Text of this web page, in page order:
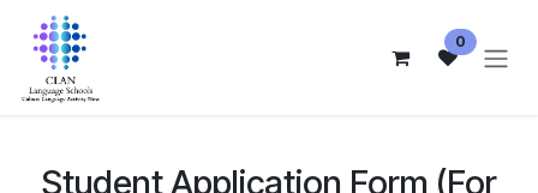
Skip to Content
0
Student Application Form (For